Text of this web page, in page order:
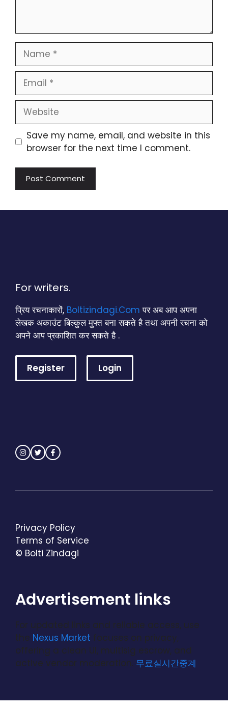
Name
Email
Website
Save my name, email, and website in this
browser for the next time I comment.
For writers.
प्रिय रचनाकारों, Boltizindagi.Com पर अब आप अपना
लेखक अकाउंट बिल्कुल मुफ्त बना सकते है तथा अपनी रचना को
अपने आप प्रकाशित कर सकते है .
Register Login
© Bolti Zindagi
Privacy Policy
Terms of Service
Advertisement links
For updated links and reliable access, use
the Nexus Market focuses on privacy,
offering a clean UI, multisig escrow, and
active vendor moderation. 무료실시간중계